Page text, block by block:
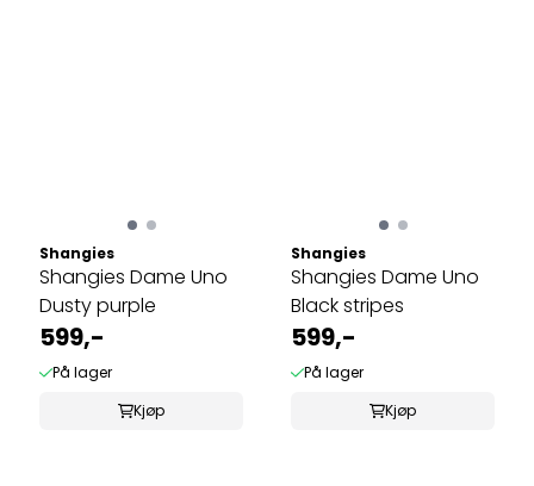
Shangies
Shangies Dame Uno
Dusty purple
599,-
På lager
Kjøp
Shangies
Shangies Dame Uno
Black stripes
599,-
På lager
Kjøp